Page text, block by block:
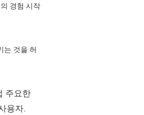
경험 시작
는 것을 허
주요한
용자.